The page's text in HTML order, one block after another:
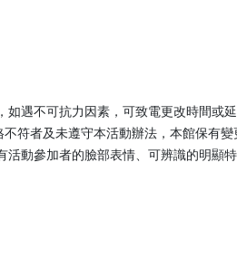
遇不可抗力因素，可致電更改時間或
符者及未遵守本活動辦法，本館保有變
動參加者的臉部表情、可辨識的明顯